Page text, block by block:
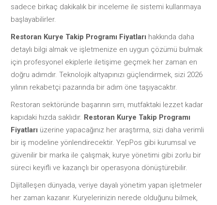
sadece birkaç dakikalık bir inceleme ile sistemi kullanmaya
başlayabilirler.
Restoran Kurye Takip Programı Fiyatları hakkında daha
detaylı bilgi almak ve işletmenize en uygun çözümü bulmak
için profesyonel ekiplerle iletişime geçmek her zaman en
doğru adımdır. Teknolojik altyapınızı güçlendirmek, sizi 2026
yılının rekabetçi pazarında bir adım öne taşıyacaktır.
Restoran sektöründe başarının sırrı, mutfaktaki lezzet kadar
kapıdaki hızda saklıdır. Restoran Kurye Takip Programı
Fiyatları üzerine yapacağınız her araştırma, sizi daha verimli
bir iş modeline yönlendirecektir. YepPos gibi kurumsal ve
güvenilir bir marka ile çalışmak, kurye yönetimi gibi zorlu bir
süreci keyifli ve kazançlı bir operasyona dönüştürebilir.
Dijitalleşen dünyada, veriye dayalı yönetim yapan işletmeler
her zaman kazanır. Kuryelerinizin nerede olduğunu bilmek,